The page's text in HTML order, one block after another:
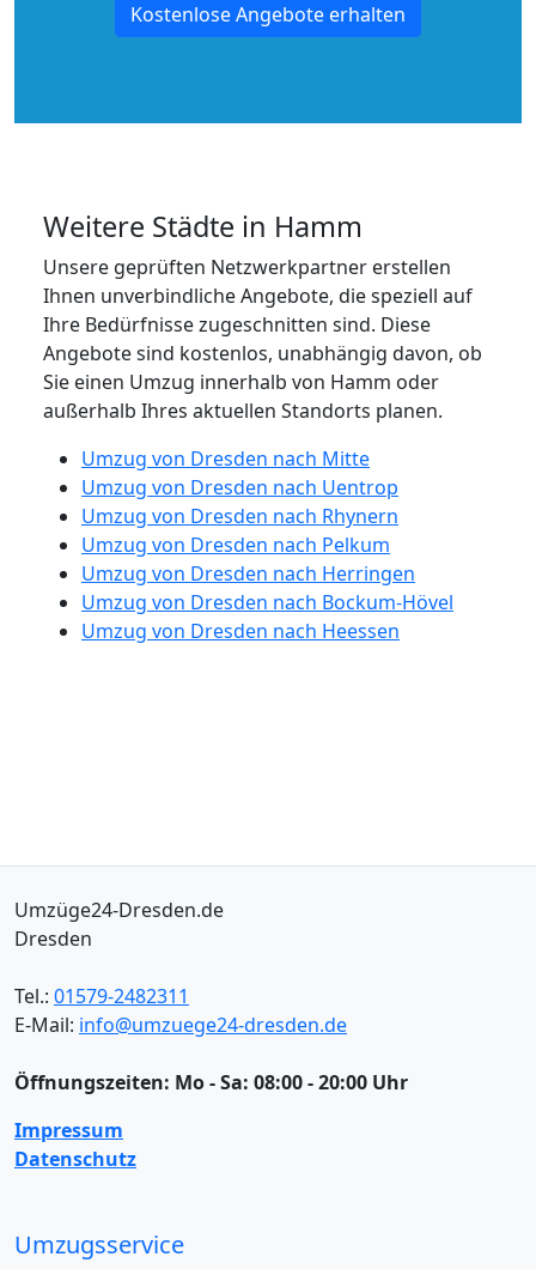
Kostenlose Angebote erhalten
Weitere Städte in Hamm
Unsere geprüften Netzwerkpartner erstellen
Ihnen unverbindliche Angebote, die speziell auf
Ihre Bedürfnisse zugeschnitten sind. Diese
Angebote sind kostenlos, unabhängig davon, ob
Sie einen Umzug innerhalb von Hamm oder
außerhalb Ihres aktuellen Standorts planen.
Umzug von Dresden nach Mitte
Umzug von Dresden nach Uentrop
Umzug von Dresden nach Rhynern
Umzug von Dresden nach Pelkum
Umzug von Dresden nach Herringen
Umzug von Dresden nach Bockum-Hövel
Umzug von Dresden nach Heessen
Umzüge24-Dresden.de
Dresden
Tel.: 01579-2482311
E-Mail: info@umzuege24-dresden.de
Öffnungszeiten: Mo - Sa: 08:00 - 20:00 Uhr
Impressum
Datenschutz
Umzugsservice